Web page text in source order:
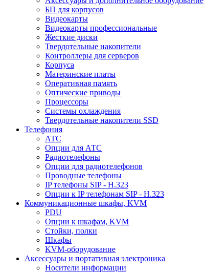
БП для корпусов
Видеокарты
Видеокарты профессиональные
Жесткие диски
Твердотельные накопители
Контроллеры для серверов
Корпуса
Материнские платы
Оперативная память
Оптические приводы
Процессоры
Системы охлаждения
Твердотельные накопители SSD
Телефония
АТС
Опции для АТС
Радиотелефоны
Опции для радиотелефонов
Проводные телефоны
IP телефоны SIP - H.323
Опции к IP телефонам SIP - H.323
Коммуникационные шкафы, KVM
PDU
Опции к шкафам, KVM
Стойки, полки
Шкафы
KVM-оборудование
Аксессуары и портативная электроника
Носители информации